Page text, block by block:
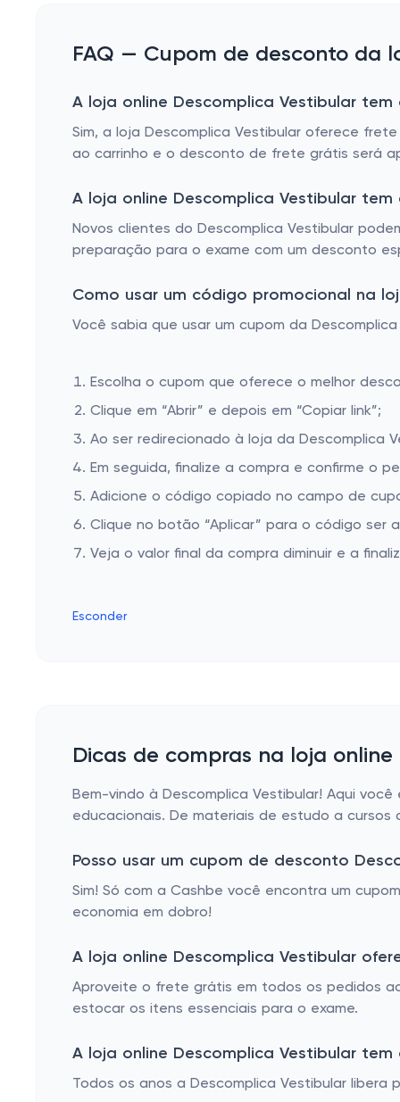
FAQ — Cupom de desconto da
A loja online Descomplica Vestibular
Sim, a loja Descomplica Vestibular oferece
ao carrinho e o desconto de frete grátis será
A loja online Descomplica Vestibular
Novos clientes do Descomplica Vestibular
preparação para o exame com um desconto
Como usar um código promocional na
Você sabia que usar um cupom da
Escolha o cupom que oferece o melhor
Clique em “Abrir” e depois em “Copiar link”;
Ao ser redirecionado à loja da Descomplica
Em seguida, finalize a compra e confirme o
Adicione o código copiado no campo de
Clique no botão “Aplicar” para o código ser
Veja o valor final da compra diminuir e a
Esconder
Dicas de compras na loja
Bem-vindo à Descomplica Vestibular! Aqui
educacionais. De materiais de estudo a
Posso usar um cupom de desconto
Sim! Só com a Cashbe você encontra um
economia em dobro!
A loja online Descomplica Vestibular
Aproveite o frete grátis em todos os pedidos
estocar os itens essenciais para o exame.
A loja online Descomplica Vestibular
Todos os anos a Descomplica Vestibular